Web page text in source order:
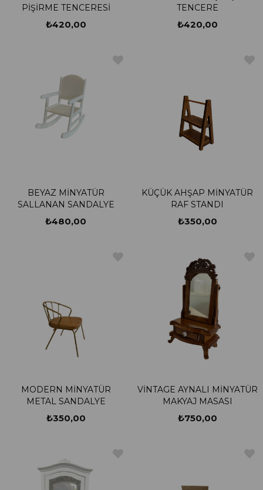
PİŞİRME TENCERESİ
₺420,00
TENCERE
₺420,00
BEYAZ MİNYATÜR
SALLANAN SANDALYE
₺480,00
KÜÇÜK AHŞAP MİNYATÜR
RAF STANDI
₺350,00
MODERN MİNYATÜR
METAL SANDALYE
₺350,00
VİNTAGE AYNALI MİNYATÜR
MAKYAJ MASASI
₺750,00